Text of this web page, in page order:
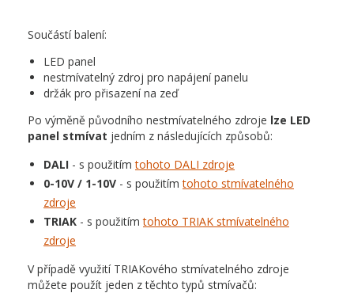
Součástí balení:
LED panel
nestmívatelný zdroj pro napájení panelu
držák pro přisazení na zeď
Po výměně původního nestmívatelného zdroje lze LED
panel stmívat jedním z následujících způsobů:
DALI - s použitímtohoto DALI zdroje
0-10V / 1-10V - s použitímtohoto stmívatelného
zdroje
TRIAK - s použitímtohoto TRIAK stmívatelného
zdroje
V případě využití TRIAKového stmívatelného zdroje
můžete použít jeden z těchto typů stmívačů: